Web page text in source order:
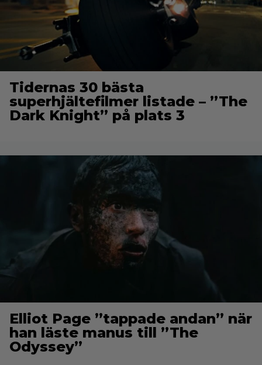
Tidernas 30 bästa
superhjältefilmer listade – ”The
Dark Knight” på plats 3
Elliot Page ”tappade andan” när
han läste manus till ”The
Odyssey”